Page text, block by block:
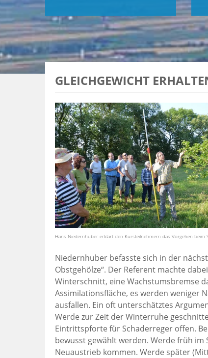
GLEICHGEWICHT
Hans Niedernhuber erklärt den Kursteilnehmern das Vorgehen beim
Niedernhuber befasste sich in der
Obstgehölze“. Der Referent machte
Winterschnitt, eine Wachstumsbremse
Assimilationsfläche, es werden weniger
ausfallen. Ein oft unterschätztes
Werde zur Zeit der Winterruhe
Eintrittspforte für Schaderreger offen.
bewusst gewählt werden. Werde früh im
Neuaustrieb kommen. Werde später